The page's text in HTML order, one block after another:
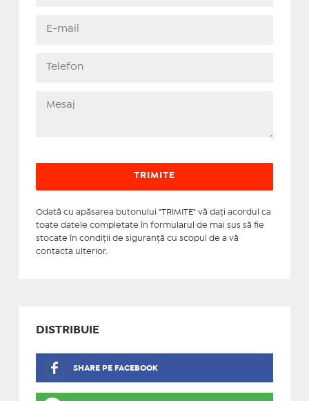
Odată cu apăsarea butonului "TRIMITE" vă daţi acordul ca
toate datele completate în formularul de mai sus să fie
stocate în condiţii de siguranţă cu scopul de a vă
contacta ulterior.
DISTRIBUIE
SHARE PE FACEBOOK